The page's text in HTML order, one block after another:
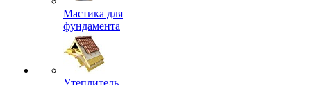
Мастика для
фундамента
Утеплитель